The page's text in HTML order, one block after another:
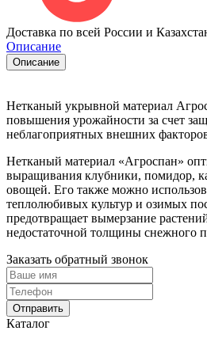
Доставка по всей России и
Описание
Описание
Нетканый укрывной материал
повышения урожайности за счет
неблагоприятных внешних
Нетканый материал «Агроспан»
выращивания клубники, помидор,
овощей. Его также можно
теплолюбивых культур и озимых
предотвращает вымерзание
недостаточной толщины снежного
Заказать обратный звонок
Отправить
Каталог